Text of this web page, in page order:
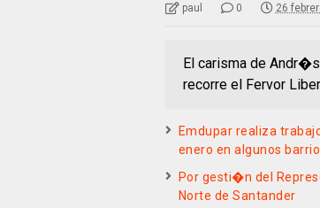
paul 0 26
El carisma de
recorre el Fervor
Emdupar realiza
enero en algunos
Por gesti�n del
Norte de Santander